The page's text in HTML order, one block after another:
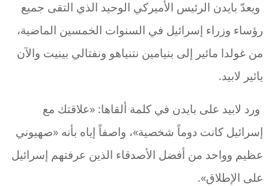
ويعدّ بايدن الرئيس الأميركي الوحيد الذي التقى جميع
رؤساء وزراء إسرائيل في السنوات الخمسين الماضية،
من غولدا مائير إلى بنيامين نتنياهو ونفتالي بينيت والآن
يائير لابيد.
ورد لابيد على بايدن في كلمة ألقاها: «علاقتك مع
إسرائيل كانت دوماً شخصية»، واصفاً إياه بأنه «صهيوني
عظيم وواحد من أفضل الأصدقاء الذين عرفتهم إسرائيل
على الإطلاق».